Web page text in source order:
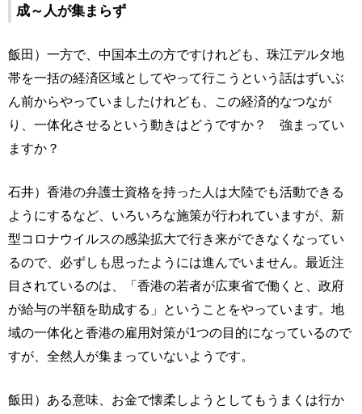
成～人が集まらず
飯田）一方で、中国本土の方ですけれども、珠江デルタ地
帯を一括の経済区域としてやって行こうという話はずいぶ
ん前からやっていましたけれども、この経済的なつなが
り、一体化させるという動きはどうですか？ 強まってい
ますか？
石井）香港の弁護士資格を持った人は大陸でも活動できる
ようにするなど、いろいろな施策が行われていますが、新
型コロナウイルスの感染拡大で行き来ができなくなってい
るので、必ずしも思ったようには進んでいません。最近注
目されているのは、「香港の若者が広東省で働くと、政府
が給与の半額を助成する」ということをやっています。地
域の一体化と香港の雇用対策が1つの目的になっているので
すが、全然人が集まっていないようです。
飯田）ある意味、お金で懐柔しようとしてもうまくは行か